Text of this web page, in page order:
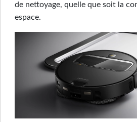
de nettoyage, quelle que soit la
espace.